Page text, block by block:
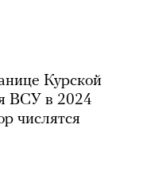
Курской
ВСУ в 2024
числятся